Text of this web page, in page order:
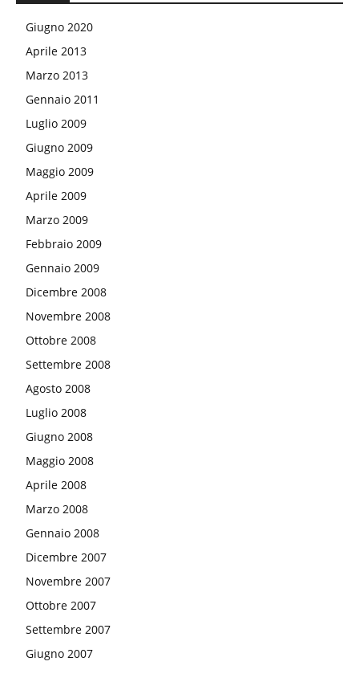
Giugno 2020
Aprile 2013
Marzo 2013
Gennaio 2011
Luglio 2009
Giugno 2009
Maggio 2009
Aprile 2009
Marzo 2009
Febbraio 2009
Gennaio 2009
Dicembre 2008
Novembre 2008
Ottobre 2008
Settembre 2008
Agosto 2008
Luglio 2008
Giugno 2008
Maggio 2008
Aprile 2008
Marzo 2008
Gennaio 2008
Dicembre 2007
Novembre 2007
Ottobre 2007
Settembre 2007
Giugno 2007